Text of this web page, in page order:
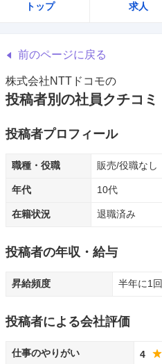
トップ 求人
前のページに戻る
株式会社NTTドコモの
投稿者別の社員クチコミ
投稿者プロフィール
職種・役職 販売/役職なし
年代 10代
在籍状況 退職済み
投稿者の年収・給与
昇給頻度 半年に1回
投稿者による会社評価
仕事のやりがい 4